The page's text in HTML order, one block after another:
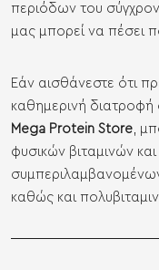
περιόδων του
μας μπορεί να πέσει
Εάν αισθάνεστε ότι
καθημερινή διατροφή
Mega Protein Store ,
φυσικών βιταμινών
καθώς και